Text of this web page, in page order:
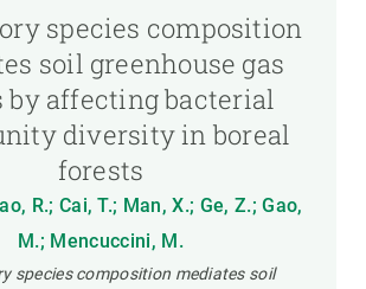
species composition
soil greenhouse gas
by affecting bacterial
diversity in boreal
forests
R.; Cai, T.; Man, X.; Ge, Z.; Gao,
M.; Mencuccini, M.
species composition mediates soil